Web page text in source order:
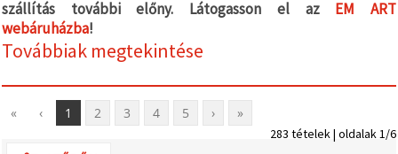
megfelelő
működését,
javítsuk az
Ön
felhasználói
és az Ön
hozzájárulásával
elemezzük
szállítás további előny. Látogasson el az EM ART
webáruházba!
Továbbiak megtekintése
« ‹ 1 2 3 4 5 › »
283 tételek | oldalak 1/6